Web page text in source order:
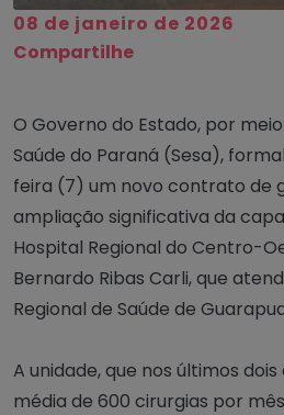
08 de janeiro de 2026
Compartilhe
O Governo do Estado, por
Saúde do Paraná (Sesa),
feira (7) um novo contrato de
ampliação significativa da
Hospital Regional do Centro-
Bernardo Ribas Carli, que
Regional de Saúde de
A unidade, que nos últimos
média de 600 cirurgias por